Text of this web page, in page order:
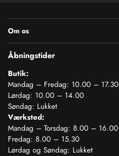
Om os
Åbningstider
Butik:
Mandag – Fredag: 10.00 – 17.30
Lørdag: 10.00 – 14.00
Søndag: Lukket
Værksted:
Mandag – Torsdag: 8.00 – 16.00
Fredag: 8.00 – 15.30
Lørdag og Søndag: Lukket